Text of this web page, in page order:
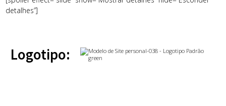
detalhes”]
Logotipo: